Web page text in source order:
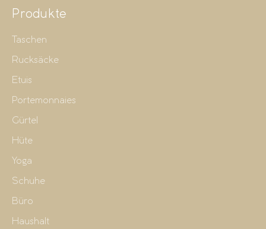
Produkte
Taschen
Rucksäcke
Etuis
Portemonnaies
Gürtel
Hüte
Yoga
Schuhe
Büro
Haushalt